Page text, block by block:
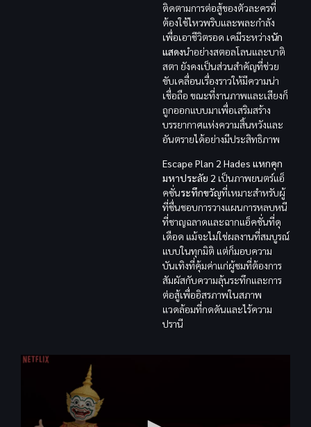
ติดตามการต่อสู้ของตัวละครที่
ต้องใช้ไหวพริบและพละกำลัง
เพื่อเอาชีวิตรอด เคมีระหว่างนัก
แสดงนำอย่างสตอลโลนและบาติ
สตา ยังคงเป็นส่วนสำคัญที่ช่วย
ขับเคลื่อนเรื่องราวให้มีความน่า
เชื่อถือ ขณะที่งานภาพและเสียงก็
ถูกออกแบบมาเพื่อเสริมสร้าง
บรรยากาศแห่งความสิ้นหวังและ
อันตรายได้อย่างมีประสิทธิภาพ
Escape Plan 2 Hades แหกคุก
มหาประลัย 2 เป็นภาพยนตร์แอ็
คชั่นระทึกขวัญที่เหมาะสำหรับผู้
ที่ชื่นชอบการวางแผนการหลบหนี
ที่ชาญฉลาดและฉากแอ็คชั่นที่ดุ
เดือด แม้จะไม่ใช่ผลงานที่สมบูรณ์
แบบในทุกมิติ แต่ก็มอบความ
บันเทิงที่คุ้มค่าแก่ผู้ชมที่ต้องการ
สัมผัสกับความลุ้นระทึกและการ
ต่อสู้เพื่ออิสรภาพในสภาพ
แวดล้อมที่กดดันและไร้ความ
ปรานี